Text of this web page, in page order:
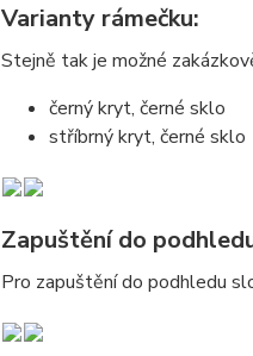
Varianty rámečku:
Stejně tak je možné
černý kryt, černé sklo
stříbrný kryt, černé sklo
Zapuštění do
Pro zapuštění do podhledu